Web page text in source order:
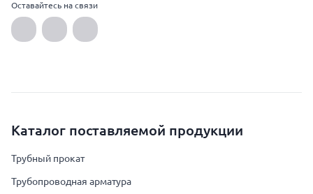
Оставайтесь на связи
Каталог поставляемой продукции
Трубный прокат
Трубопроводная арматура